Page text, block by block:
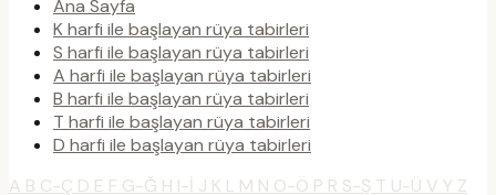
Ana Sayfa
K harfi ile başlayan rüya tabirleri
S harfi ile başlayan rüya tabirleri
A harfi ile başlayan rüya tabirleri
B harfi ile başlayan rüya tabirleri
T harfi ile başlayan rüya tabirleri
D harfi ile başlayan rüya tabirleri
A B C-Ç D E F G-Ğ H I-İ J K L M N O-Ö P R S-Ş T U-Ü V Y Z